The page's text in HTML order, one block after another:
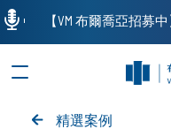
精選案例